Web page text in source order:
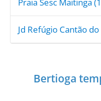
Jd Refúgio Cantão
Bertioga